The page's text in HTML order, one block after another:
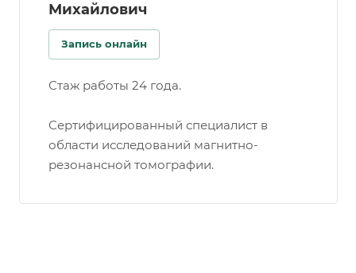
Михайлович
Запись онлайн
Стаж работы 24 года.
Сертифицированный специалист в
области исследований магнитно-
резонансной томографии.